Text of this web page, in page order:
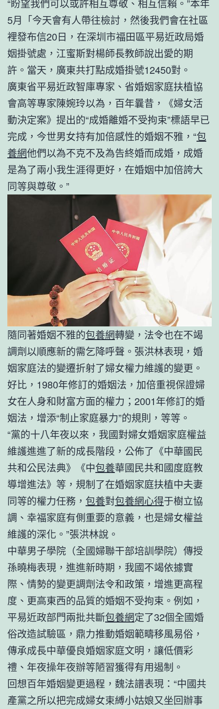
“盼望我們可以或許相互尊敬、相互信賴。”本年
5月「今天會有人帶往檢討，然後我們會在社區
裡發布信20日，在深圳市福田區平易近政局婚
姻掛號處，江蜜斯對楊師長教師說出愛的期
許。當天，廣東共打點成婚掛號12450對。
廣東省平易近政智庫專家、省婚姻家庭扶植協
會高等專家陳婉玲以為，百年曩昔，《婦女活
動決定案》提出的“成婚離婚不受拘束”標語早已
完成，今世男女持有加倍感性的婚姻不雅，“包
養網他們以為不克不及為告終婚而成婚，成婚
是為了兩小我生涯得更好，在婚姻中加倍誇大
同等與尊敬。”
隨同著婚姻不雅的包養網轉變，法令也在不竭
調劑以順應新的需乞降呼聲。張洪林表現，婚
姻家庭法的變遷折射了婦女權力維護的變更。
好比，1980年修訂的婚姻法，加倍重視保證婦
女在人身和財富方面的權力；2001年修訂的婚
姻法，增添“制止家庭暴力”的規則，等等。
“黨的十八年夜以來，我國對婦女婚姻家庭權益
維護進進了新的成長階段，公佈了《中華國民
共和公民法典》《中包養華國民共和國度庭教
導增進法》等，規制了在婚姻家庭扶植中夫妻
同等的權力任務， 包養對包養網心得于樹立協
調、幸福家庭有側重要的意義，也是婦女權益
維護的深化。”張洪林說。
中華男子學院（全國婦聯干部培訓學院）傳授
孫曉梅表現，進進新時期，我國不竭依據實
際、情勢的變更調劑法令和政策，增進更高程
度、更高東西的品質的婚姻不受拘束。例如，
平易近政部門兩批共斷包養網定了32個全國婚
俗改造試驗區，鼎力推動婚姻範疇移風易俗，
傳承成長中華優良婚姻家庭文明，讓低價彩
禮、年夜操年夜辦等陋習獲得有用遏制。
回想百年婚姻變更過程，魏法譜表現：“中國共
產黨之所以把完成婦女束縛小姑娘又坐回辦事